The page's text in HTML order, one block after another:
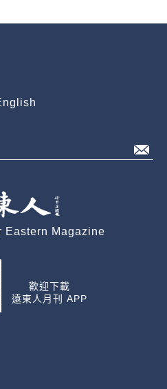
Eastern Magazine
歡迎下載
遠東人月刊 APP